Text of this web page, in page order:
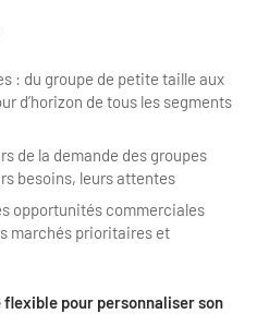
: du groupe de petite taille aux
d’horizon de tous les segments
de la demande des groupes
besoins, leurs attentes
opportunités commerciales
marchés prioritaires et
pour personnaliser son